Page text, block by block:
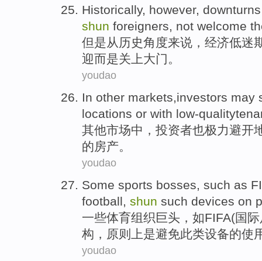
Historically, however, downturns
shun foreigners, not welcome
但是从历史角度来说，经济低迷
迎而是关上大门。
youdao
In other markets,investors may
locations or with low-
其他市场中 ， 投资者也极力避开
的房产。
youdao
Some sports bosses, such as
football, shun such devices on
一些体育组织巨头 ， 如FIFA(国
构 ， 原则上是避免此类设备的使
youdao